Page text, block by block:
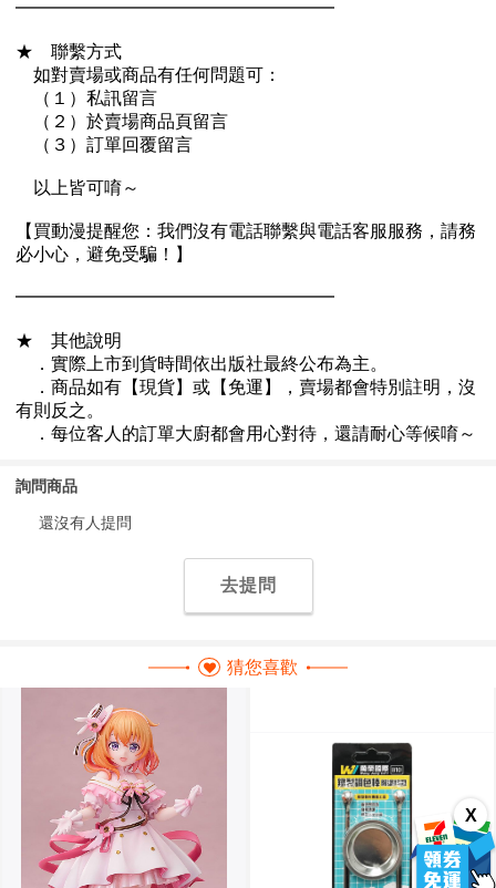
X
詢問商品
還沒有人提問
去提問
猜您喜歡